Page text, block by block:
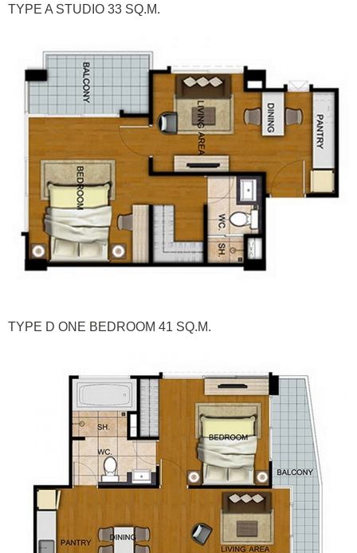
TYPE A STUDIO 33 SQ.M.
TYPE D ONE BEDROOM 41 SQ.M.